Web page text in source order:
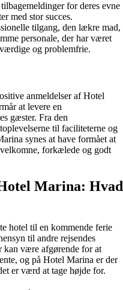
for deres evne
med stor succes.
tilgang, den lækre mad,
personale, der har været
og problemfrie.
anmeldelser af Hotel
at levere en
gæster. Fra den
til faciliteterne og
synes at have formået at
forkælede og godt
Marina: Hvad
hotel til en kommende ferie
til andre rejsendes
kan være afgørende for at
og på Hotel Marina er der
er værd at tage højde for.